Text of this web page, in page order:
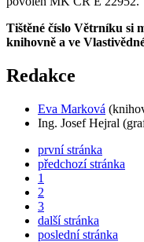
Tištěné číslo Větrníku si
knihovně a ve
Redakce
Eva Marková
Ing. Josef Hejral
první stránka
předchozí stránka
1
2
3
další stránka
poslední stránka